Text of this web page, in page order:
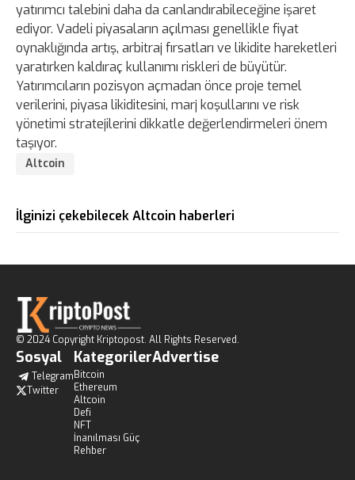
yatırımcı talebini daha da canlandırabileceğine işaret
ediyor. Vadeli piyasaların açılması genellikle fiyat
oynaklığında artış, arbitraj fırsatları ve likidite hareketleri
yaratırken kaldıraç kullanımı riskleri de büyütür.
Yatırımcıların pozisyon açmadan önce proje temel
verilerini, piyasa likiditesini, marj koşullarını ve risk
yönetimi stratejilerini dikkatle değerlendirmeleri önem
taşıyor.
Altcoin
İlginizi çekebilecek Altcoin haberleri
© 2024 Copyright Kriptopost. All Rights Reserved.
Sosyal
Telegram
Twitter
Kategoriler
Bitcoin
Ethereum
Altcoin
Defi
NFT
İnanılması Güç
Rehber
Advertise